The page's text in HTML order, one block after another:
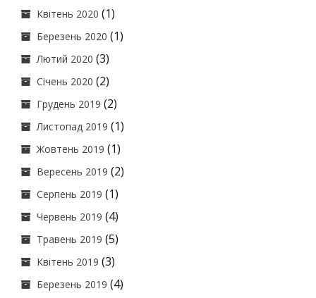
Квітень 2020 (1)
Березень 2020 (1)
Лютий 2020 (3)
Січень 2020 (2)
Грудень 2019 (2)
Листопад 2019 (1)
Жовтень 2019 (1)
Вересень 2019 (2)
Серпень 2019 (1)
Червень 2019 (4)
Травень 2019 (5)
Квітень 2019 (3)
Березень 2019 (4)